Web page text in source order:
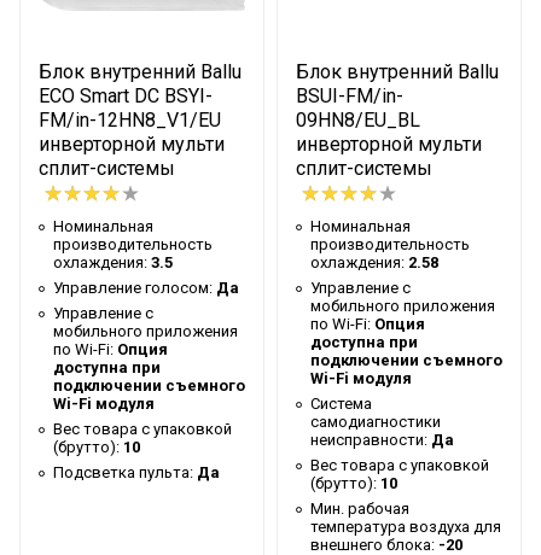
Таймер на включение
Ширина упаковки товара
100
Бренд
Ballu
Макс. потребляемая
мощность
1.9
Тип блока
Напольно-потолочный
Гарантийный срок
3 года
Серия
Universal 3 DC
Высота товара
26.6
Уровень шума внутр.
блока
32
Хладагент
R32
Доп.опция
100
Блок внутренний Ballu
ECO Smart DC BSYI-
FM/in-12HN8_V1/EU
инверторной мульти
сплит-системы
Номинальная
производительность
охлаждения: 3.5
Управление голосом: Да
Управление c
мобильного приложения
по Wi-Fi: Опция
доступна при
подключении съемного
Wi-Fi модуля
Вес товара с упаковкой
(брутто): 10
Подсветка пульта: Да
Блок внутренний Ballu
BSUI-FM/in-
09HN8/EU_BL
инверторной мульти
сплит-системы
Номинальная
производительность
охлаждения: 2.58
Управление c
мобильного приложения
по Wi-Fi: Опция
доступна при
подключении съемного
Wi-Fi модуля
Система
самодиагностики
неисправности: Да
Вес товара с упаковкой
(брутто): 10
Мин. рабочая
температура воздуха для
внешнего блока: -20